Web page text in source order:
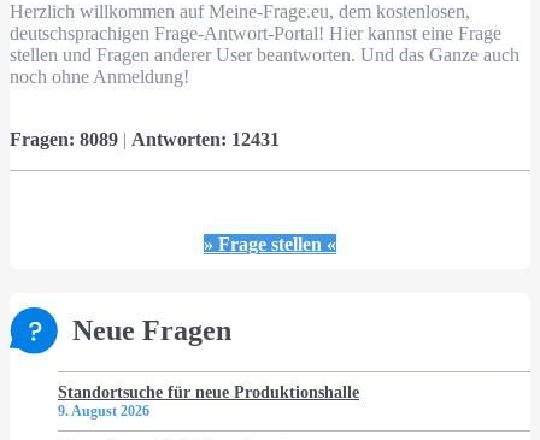
Herzlich willkommen auf Meine-Frage.eu, dem kostenlosen,
deutschsprachigen Frage-Antwort-Portal! Hier kannst eine Frage
stellen und Fragen anderer User beantworten. Und das Ganze auch
noch ohne Anmeldung!
Fragen: 8089 | Antworten: 12431
» Frage stellen «
Neue Fragen
Standortsuche für neue Produktionshalle
9. August 2026